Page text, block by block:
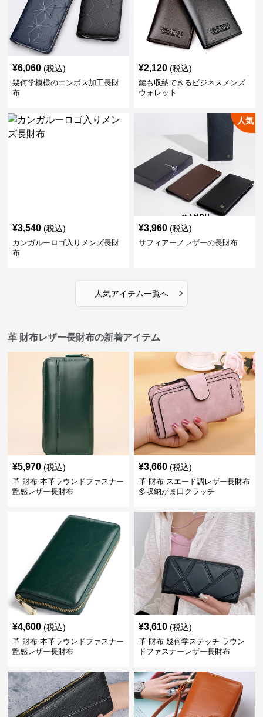
¥6,060 (税込)
幾何学模様のエンボス加工長財
布
¥2,120 (税込)
鍵も収納できるビジネスメンズ
ウォレット
¥3,540 (税込)
カンガルーロゴ入りメンズ長財
布
人気
¥3,960 (税込)
サフィアーノレザーの長財布
人気アイテム一覧へ ›
革 財布レザー長財布の新着アイテム
¥5,970 (税込)
革 財布 本革ラウンドファスナー
艶感レザー長財布
¥3,660 (税込)
革 財布 スエード調レザー長財布
多収納がま口クラッチ
¥4,600 (税込)
革 財布 本革ラウンドファスナー
艶感レザー長財布
¥3,610 (税込)
革 財布 幾何学ステッチ ラウン
ドファスナーレザー長財布